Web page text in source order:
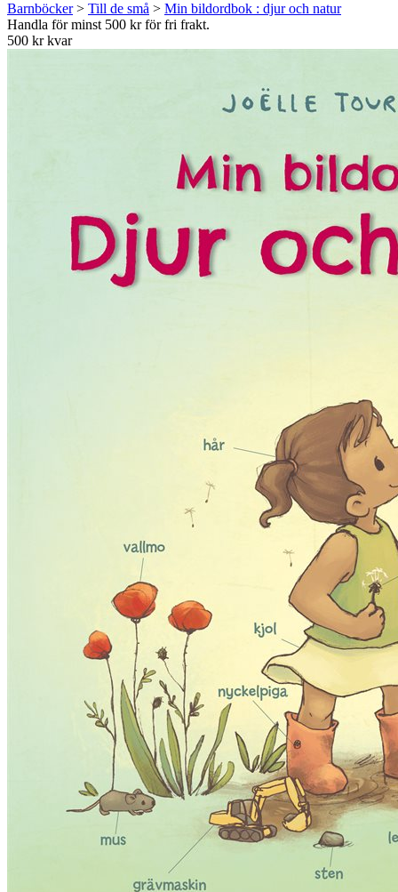
Barnböcker> Till de små > Min bildordbok : djur och natur
Handla för minst 500 kr för fri frakt.
500 kr kvar